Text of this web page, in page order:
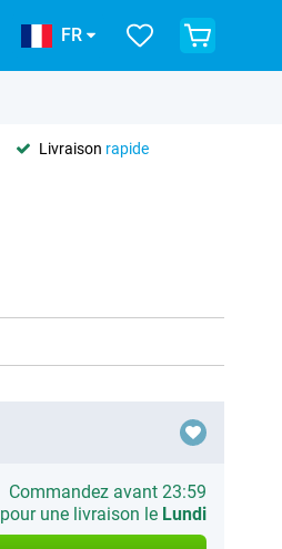
FR
Livraison rapide
Commandez avant 23:59
pour une livraison le Lundi